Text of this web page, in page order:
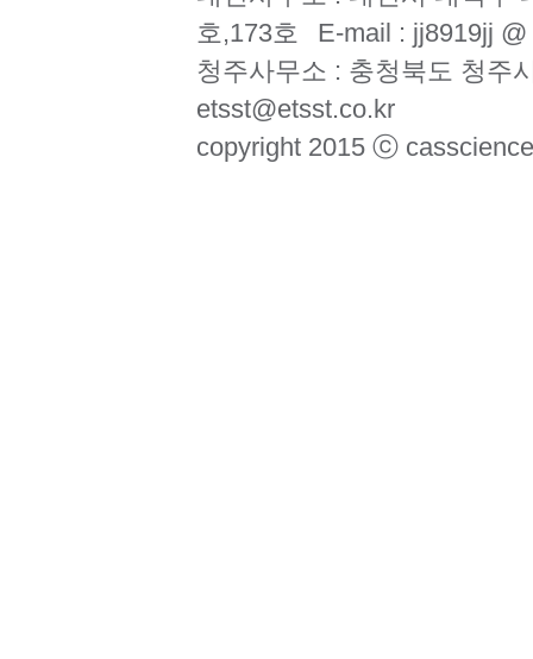
호,173호
E-mail : jj8919jj
청주사무소 : 충청북도 청주
etsst@etsst.co.kr
copyright 2015 ⓒ